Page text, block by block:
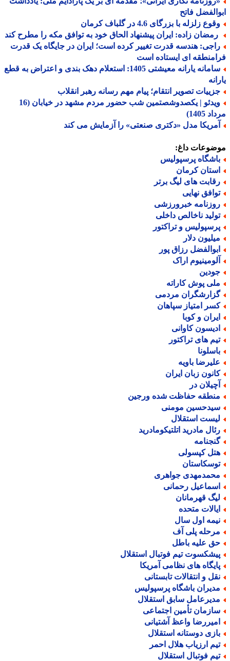
فاتح
زلزله با بزرگای 4.6 در گلباف کرمان
زاده: ایران پیشنهاد الحاق خود به توافق مکه را مطرح کند
هندسه قدرت تغییر کرده است؛ ایران در جایگاه یک قدرت
ای ایستاده است
سامانه یارانه معیشتی 1405: استعلام دهک بندی و اعتراض به قطع
تصویر انتقام؛ پیام مهم رسانه رهبر انقلاب
ویدئو | یکصدوشصتمین شب حضور مردم مشهد در خیابان (16
1405)
مدل «دکتری صنعتی» را آزمایش می کند
داغ:
پرسپولیس
کرمان
های لیگ برتر
نهایی
خبرورزشی
ناخالص داخلی
و تراکتور
دلار
رزاق پور
اراک
پوش کاراته
مردمی
امتیاز سپاهان
و کوبا
کاوانی
های تراکتور
باویه
زبان ایران
در
حفاظت شده ورجین
مومنی
استقلال
مادرید اتلتیکومادرید
کپسولی
جواهری
رحمانی
قهرمانان
متحده
اول سال
پلی آف
علیه باطل
تیم فوتبال استقلال
های نظامی آمریکا
و انتقالات تابستانی
باشگاه پرسپولیس
سابق استقلال
تأمین اجتماعی
واعظ آشتیانی
دوستانه استقلال
ارزیاب هلال احمر
فوتبال استقلال